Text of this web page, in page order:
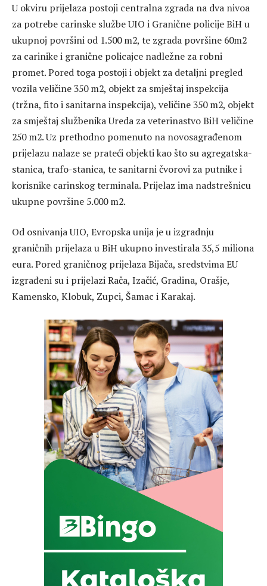
U okviru prijelaza postoji centralna zgrada na dva nivoa
za potrebe carinske službe UIO i Granične policije BiH u
ukupnoj površini od 1.500 m2, te zgrada površine 60m2
za carinike i granične policajce nadležne za robni
promet. Pored toga postoji i objekt za detaljni pregled
vozila veličine 350 m2, objekt za smještaj inspekcija
(tržna, fito i sanitarna inspekcija), veličine 350 m2, objekt
za smještaj službenika Ureda za veterinastvo BiH veličine
250 m2. Uz prethodno pomenuto na novosagrađenom
prijelazu nalaze se prateći objekti kao što su agregatska-
stanica, trafo-stanica, te sanitarni čvorovi za putnike i
korisnike carinskog terminala. Prijelaz ima nadstrešnicu
ukupne površine 5.000 m2.
Od osnivanja UIO, Evropska unija je u izgradnju
graničnih prijelaza u BiH ukupno investirala 35,5 miliona
eura. Pored graničnog prijelaza Bijača, sredstvima EU
izgrađeni su i prijelazi Rača, Izačić, Gradina, Orašje,
Kamensko, Klobuk, Zupci, Šamac i Karakaj.